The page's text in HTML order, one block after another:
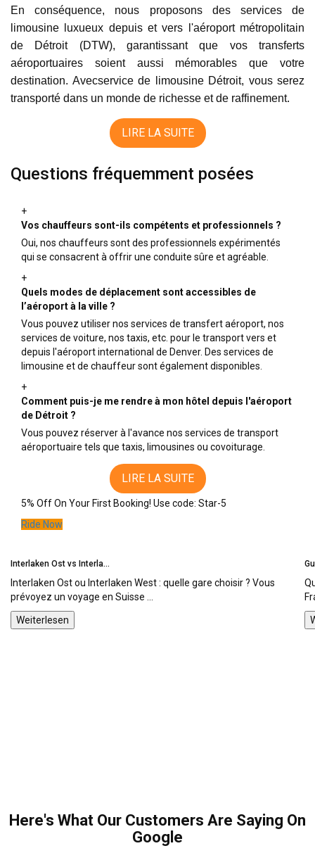
En conséquence, nous proposons des services de
limousine luxueux depuis et vers l'aéroport métropolitain
de Détroit (DTW), garantissant que vos transferts
aéroportuaires soient aussi mémorables que votre
destination. Avecservice de limousine Détroit, vous serez
transporté dans un monde de richesse et de raffinement.
LIRE LA SUITE
Questions fréquemment posées
+
Vos chauffeurs sont-ils compétents et professionnels ?
Oui, nos chauffeurs sont des professionnels expérimentés
qui se consacrent à offrir une conduite sûre et agréable.
+
Quels modes de déplacement sont accessibles de
l’aéroport à la ville ?
Vous pouvez utiliser nos services de transfert aéroport, nos
services de voiture, nos taxis, etc. pour le transport vers et
depuis l'aéroport international de Denver. Des services de
limousine et de chauffeur sont également disponibles.
+
Comment puis-je me rendre à mon hôtel depuis l'aéroport
de Détroit ?
Vous pouvez réserver à l'avance nos services de transport
aéroportuaire tels que taxis, limousines ou covoiturage.
LIRE LA SUITE
5% Off On Your First Booking! Use code: Star-5
Ride Now
Interlaken Ost vs Interla...
Interlaken Ost ou Interlaken West : quelle gare choisir ? Vous
prévoyez un voyage en Suisse ...
Weiterlesen
Here's What Our Customers Are Saying On
Google